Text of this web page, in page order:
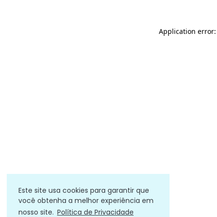
Este site usa cookies para garantir que
você obtenha a melhor experiência em
nosso site. Política de Privacidade
Application